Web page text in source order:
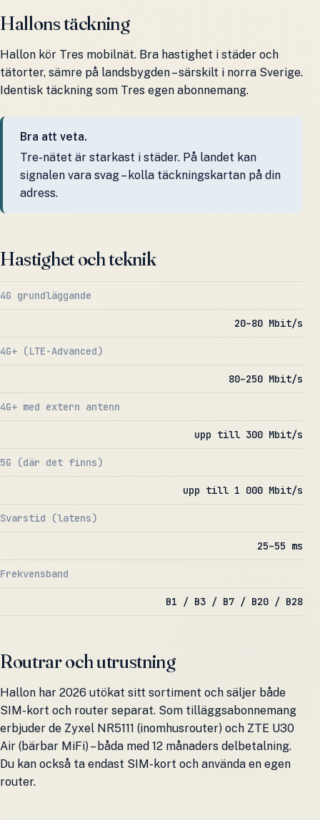
Hallons täckning
Hallon kör Tres mobilnät. Bra hastighet i städer och
tätorter, sämre på landsbygden – särskilt i norra Sverige.
Identisk täckning som Tres egen abonnemang.
Bra att veta.
Tre-nätet är starkast i städer. På landet kan
signalen vara svag – kolla täckningskartan på din
adress.
Hastighet och teknik
4G grundläggande
20–80 Mbit/s
4G+ (LTE-Advanced)
80–250 Mbit/s
4G+ med extern antenn
upp till 300 Mbit/s
5G (där det finns)
upp till 1 000 Mbit/s
Svarstid (latens)
25–55 ms
Frekvensband
B1 / B3 / B7 / B20 / B28
Routrar och utrustning
Hallon har 2026 utökat sitt sortiment och säljer både
SIM-kort och router separat. Som tilläggsabonnemang
erbjuder de Zyxel NR5111 (inomhusrouter) och ZTE U30
Air (bärbar MiFi) – båda med 12 månaders delbetalning.
Du kan också ta endast SIM-kort och använda en egen
router.